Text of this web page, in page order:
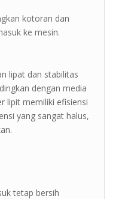
kotoran dan
ke mesin.
lipat dan stabilitas
dengan media
lipit memiliki efisiensi
yang sangat halus,
tetap bersih